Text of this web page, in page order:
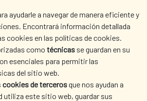
ayudarle a navegar de manera eficiente y
Encontrará información detallada
cookies en las políticas de cookies.
como técnicas se guardan en su
esenciales para permitir las
del sitio web.
cookies de tercerosque nos ayudan a
utiliza este sitio web, guardar sus
WHERE DO WE COOPERATE?
PRESS ROOM
LIBRARY